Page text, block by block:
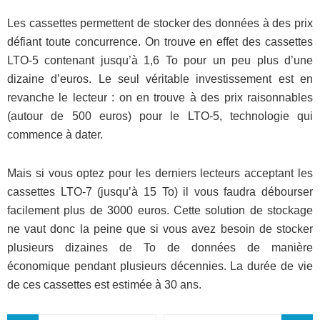
Les cassettes permettent de stocker des données à des prix
défiant toute concurrence. On trouve en effet des cassettes
LTO-5 contenant jusqu’à 1,6 To pour un peu plus d’une
dizaine d’euros. Le seul véritable investissement est en
revanche le lecteur : on en trouve à des prix raisonnables
(autour de 500 euros) pour le LTO-5, technologie qui
commence à dater.
Mais si vous optez pour les derniers lecteurs acceptant les
cassettes LTO-7 (jusqu’à 15 To) il vous faudra débourser
facilement plus de 3000 euros. Cette solution de stockage
ne vaut donc la peine que si vous avez besoin de stocker
plusieurs dizaines de To de données de manière
économique pendant plusieurs décennies. La durée de vie
de ces cassettes est estimée à 30 ans.